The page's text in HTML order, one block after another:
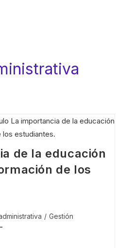
de la educación
de los
/ Gestión